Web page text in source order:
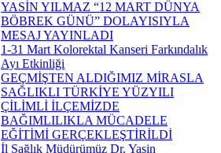
YASİN YILMAZ “12 MART DÜNYA
BÖBREK GÜNÜ” DOLAYISIYLA
MESAJ YAYINLADI
1-31 Mart Kolorektal Kanseri Farkındalık
Ayı Etkinliği
GEÇMİŞTEN ALDIĞIMIZ MİRASLA
SAĞLIKLI TÜRKİYE YÜZYILI
ÇİLİMLİ İLÇEMİZDE
BAĞIMLILIKLA MÜCADELE
EĞİTİMİ GERÇEKLEŞTİRİLDİ
İl Sağlık Müdürümüz Dr. Yasin